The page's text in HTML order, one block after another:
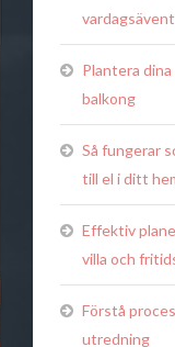
Plantera
balkong
Så fungerar
till el i ditt
Effektiv
villa och
Förstå
utredning